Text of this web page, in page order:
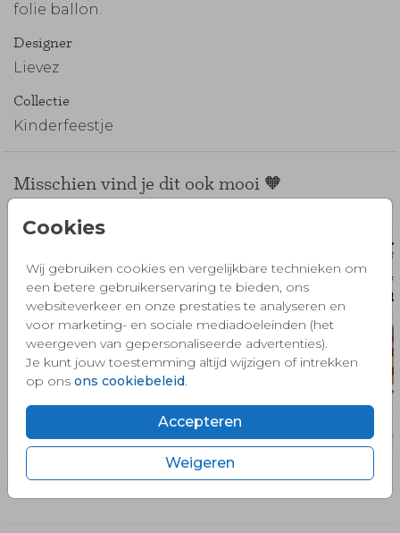
Cookies
Wij gebruiken cookies en vergelijkbare technieken om
een betere gebruikerservaring te bieden, ons
websiteverkeer en onze prestaties te analyseren en
voor marketing- en sociale mediadoeleinden (het
weergeven van gepersonaliseerde advertenties).
Je kunt jouw toestemming altijd wijzigen of intrekken
op ons ons cookiebeleid.
Accepteren
Weigeren
folie ballon.
Designer
Lievez
Collectie
Kinderfeestje
Misschien vind je dit ook mooi 🧡